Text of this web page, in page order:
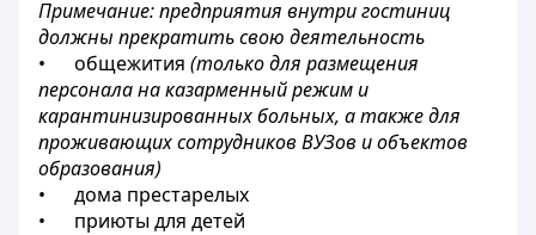
Примечание: предприятия внутри гостиниц
должны прекратить свою деятельность
• общежития (только для размещения
персонала на казарменный режим и
карантинизированных больных, а также для
проживающих сотрудников ВУЗов и объектов
образования)
• дома престарелых
• приюты для детей